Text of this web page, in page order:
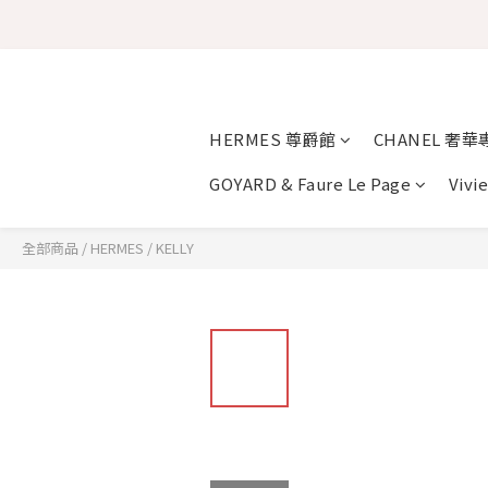
HERMES 尊爵館
CHANEL 奢華
GOYARD & Faure Le Page
全部商品 / HERMES / KELLY